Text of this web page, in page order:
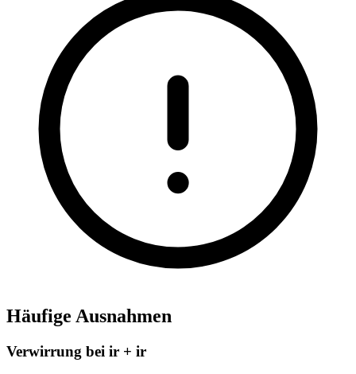
Häufige Ausnahmen
Verwirrung bei ir + ir